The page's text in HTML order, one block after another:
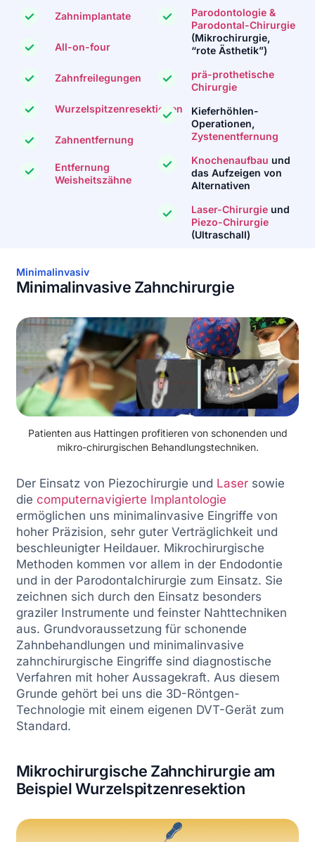
Zahnimplantate
All-on-four
Zahnfreilegungen
Wurzelspitzenresektionen
Zahnentfernung
Entfernung
Weisheitszähne
Parodontologie &
Parodontal-Chirurgie
(Mikrochirurgie,
“rote Ästhetik”)
prä-prothetische
Chirurgie
Kieferhöhlen-
Operationen,
Zystenentfernung
Knochenaufbau und
das Aufzeigen von
Alternativen
Laser-Chirurgie und
Piezo-Chirurgie
(Ultraschall)
Minimalinvasiv
Minimalinvasive Zahnchirurgie
Patienten aus Hattingen profitieren von schonenden und
mikro-chirurgischen Behandlungstechniken.
Der Einsatz von Piezochirurgie und Lasersowie
die computernavigierte Implantologie
ermöglichen uns minimalinvasive Eingriffe von
hoher Präzision, sehr guter Verträglichkeit und
beschleunigter Heildauer. Mikrochirurgische
Methoden kommen vor allem in der Endodontie
und in der Parodontalchirurgie zum Einsatz. Sie
zeichnen sich durch den Einsatz besonders
graziler Instrumente und feinster Nahttechniken
aus. Grundvoraussetzung für schonende
Zahnbehandlungen und minimalinvasive
zahnchirurgische Eingriffe sind diagnostische
Verfahren mit hoher Aussagekraft. Aus diesem
Grunde gehört bei uns die 3D-Röntgen-
Technologie mit einem eigenen DVT-Gerät zum
Standard.
Mikrochirurgische Zahnchirurgie am
Beispiel Wurzelspitzenresektion